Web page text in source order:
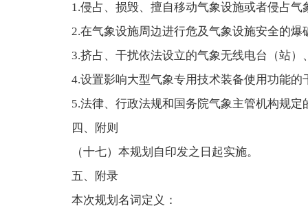
1.侵占、损毁、擅自移动气象设施或者侵占气
2.在气象设施周边进行危及气象设施安全的
3.挤占、干扰依法设立的气象无线电台（站）
4.设置影响大型气象专用技术装备使用功能的
5.法律、行政法规和国务院气象主管机构规
四、附则
（十七）本规划自印发之日起实施。
五、附录
本次规划名词定义：